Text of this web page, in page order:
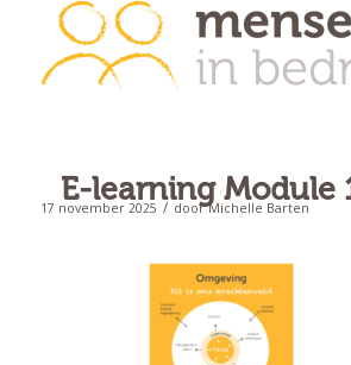
E-learning Module
17 november 2025 / doorMichelle Barten